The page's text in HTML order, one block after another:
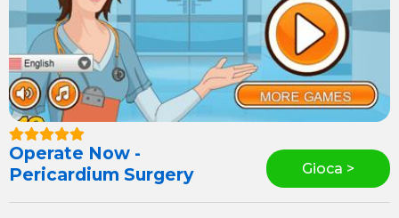
Operate Now -
Pericardium Surgery
Gioca >